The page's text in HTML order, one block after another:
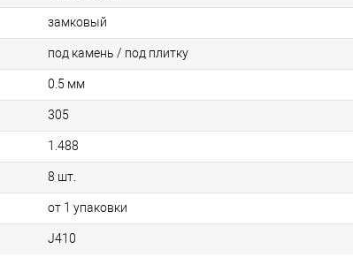
замковый
под камень / под плитку
0.5 мм
305
1.488
8 шт.
от 1 упаковки
J410